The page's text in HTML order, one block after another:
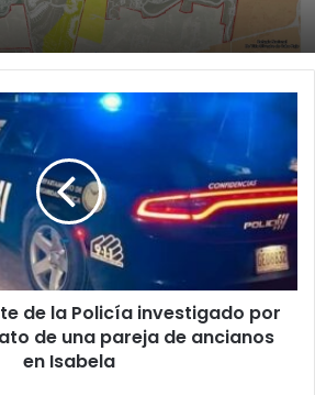
de la Policía investigado por
de una pareja de ancianos
en Isabela